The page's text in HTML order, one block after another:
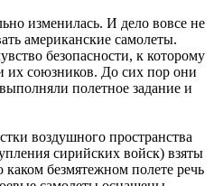
изменилась. И дело вовсе не
американские самолеты.
безопасности, к которому
союзников. До сих пор они
полетное задание и
воздушного пространства
сирийских войск) взяты
безмятежном полете речь